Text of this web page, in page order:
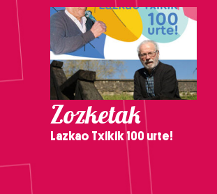
Zozketak
Lazkao Txikik 100 urte!